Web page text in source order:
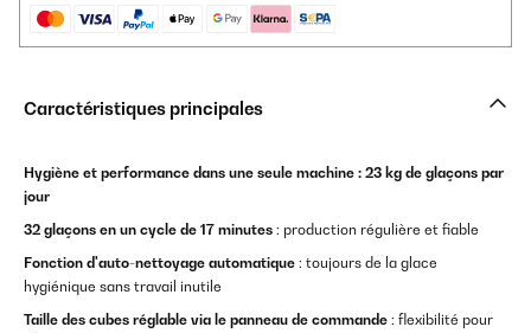
Caractéristiques principales
Hygiène et performance dans une seule machine : 23 kg de glaçons par
jour
32 glaçons en un cycle de 17 minutes : production régulière et fiable
Fonction d'auto-nettoyage automatique : toujours de la glace
hygiénique sans travail inutile
Taille des cubes réglable via le panneau de commande : flexibilité pour